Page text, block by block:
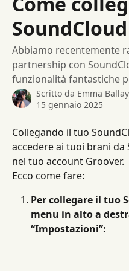
Abbiamo recentemente
partnership con
funzionalità fantastiche
Scritto da Emma Ballay
15 gennaio 2025
Collegando il tuo
accedere ai tuoi brani
nel tuo account Groover.
Ecco come fare:
Per collegare il tuo
menu in alto a
“Impostazioni”: